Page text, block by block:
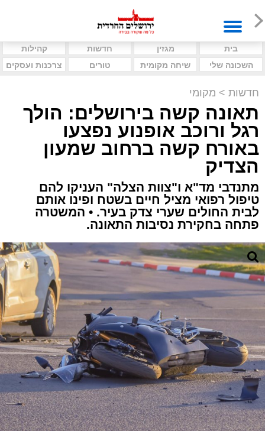
בית מגזין חדשות
קהילות
השכונה שלי
שיחה מקומית טורים צרכנות ועסקים
חדשות > מקומי
תאונה קשה בירושלים: הולך
רגל ורוכב אופנוע נפצעו
באורח קשה ברחוב שמעון
הצדיק
מתנדבי מד"א ו"צוות הצלה" העניקו להם
טיפול רפואי מציל חיים בשטח ופינו אותם
לבית החולים שערי צדק בעיר. • המשטרה
פתחה בחקירת נסיבות התאונה.